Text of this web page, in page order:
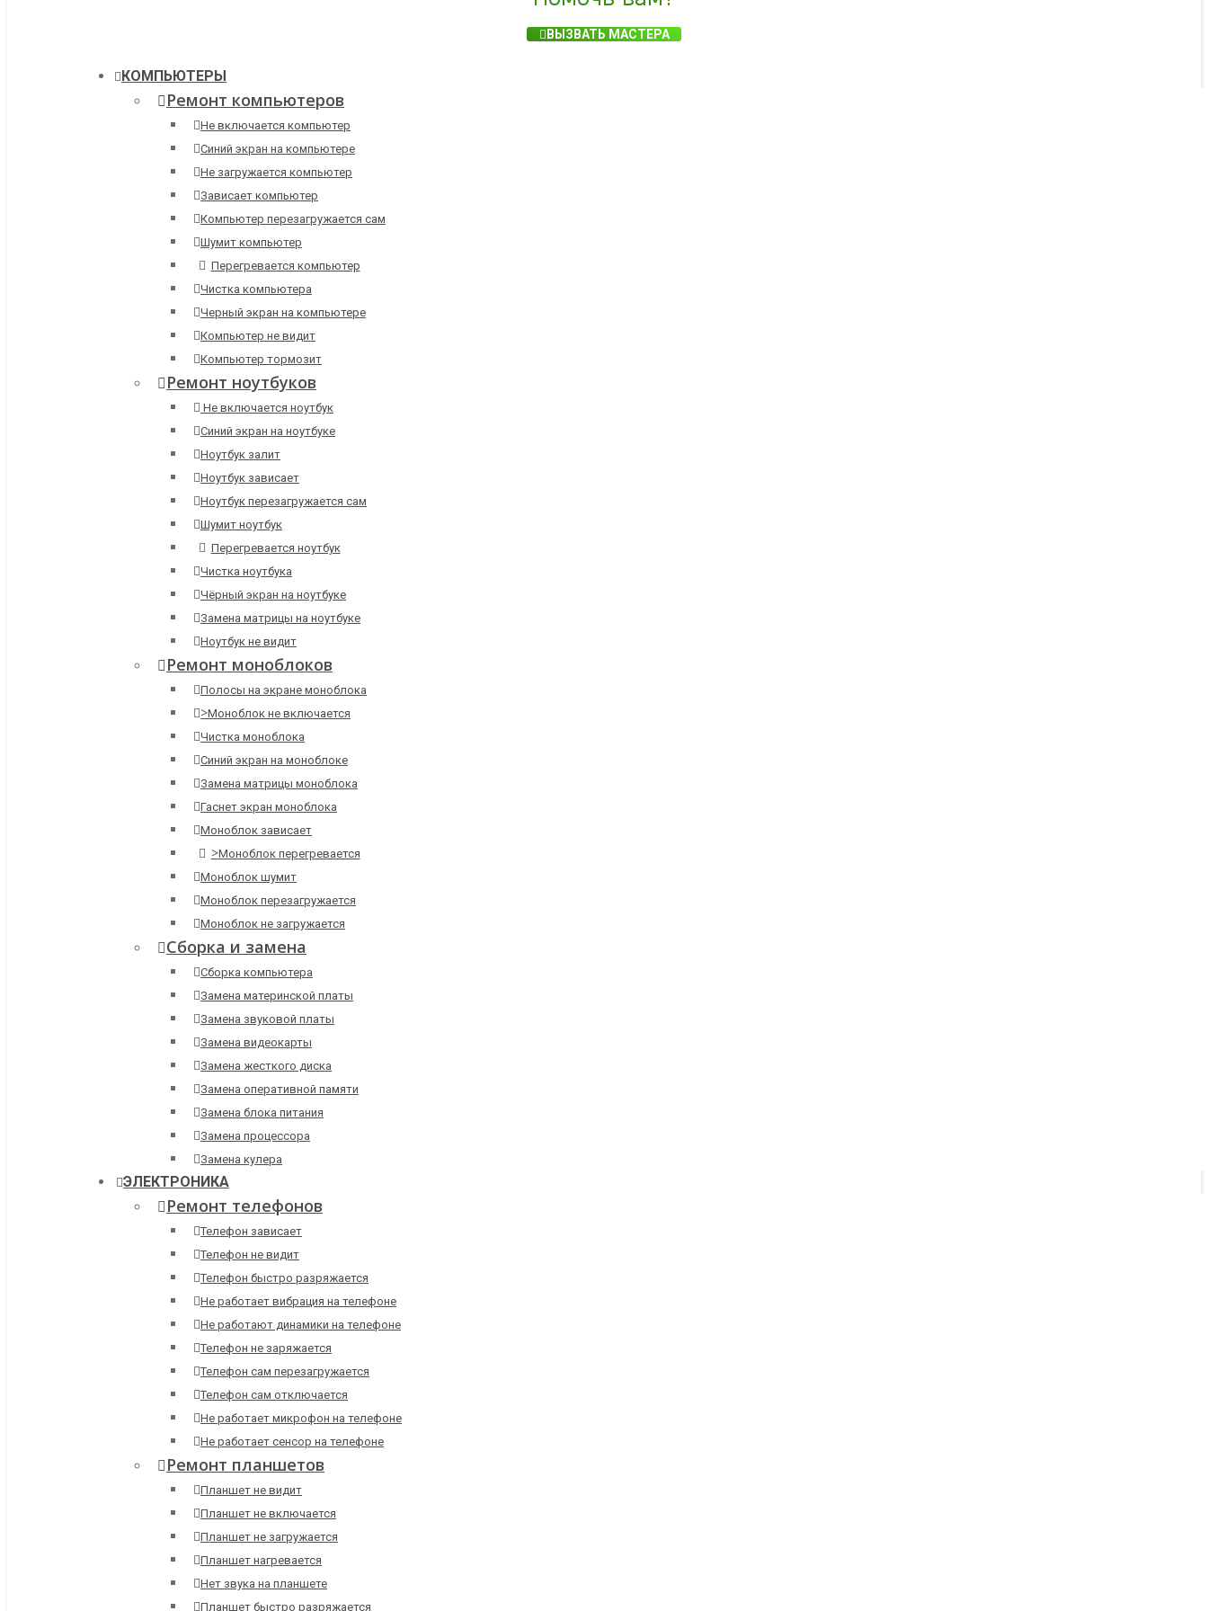
ВЫЗВАТЬ МАСТЕРА
КОМПЬЮТЕРЫ
Ремонт компьютеров
Не включается компьютер
Синий экран на компьютере
Не загружается компьютер
Зависает компьютер
Компьютер перезагружается сам
Шумит компьютер
Перегревается компьютер
Чистка компьютера
Черный экран на компьютере
Компьютер не видит
Компьютер тормозит
Ремонт ноутбуков
Не включается ноутбук
Синий экран на ноутбуке
Ноутбук залит
Ноутбук зависает
Ноутбук перезагружается сам
Шумит ноутбук
Перегревается ноутбук
Чистка ноутбука
Чёрный экран на ноутбуке
Замена матрицы на ноутбуке
Ноутбук не видит
Ремонт моноблоков
Полосы на экране моноблока
>Моноблок не включается
Чистка моноблока
Синий экран на моноблоке
Замена матрицы моноблока
Гаснет экран моноблока
Моноблок зависает
>Моноблок перегревается
Моноблок шумит
Моноблок перезагружается
Моноблок не загружается
Сборка и замена
Сборка компьютера
Замена материнской платы
Замена звуковой платы
Замена видеокарты
Замена жесткого диска
Замена оперативной памяти
Замена блока питания
Замена процессора
Замена кулера
ЭЛЕКТРОНИКА
Ремонт телефонов
Телефон зависает
Телефон не видит
Телефон быстро разряжается
Не работает вибрация на телефоне
Не работают динамики на телефоне
Телефон не заряжается
Телефон сам перезагружается
Телефон сам отключается
Не работает микрофон на телефоне
Не работает сенсор на телефоне
Ремонт планшетов
Планшет не видит
Планшет не включается
Планшет не загружается
Планшет нагревается
Нет звука на планшете
Планшет быстро разряжается